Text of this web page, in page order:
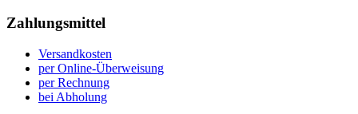
Zahlungsmittel
Versandkosten
per Online-Überweisung
per Rechnung
bei Abholung